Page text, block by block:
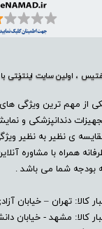
، اولین سایت اینترنتی
از مهم ترین ویژگی
دندانپزشکی و
ی نظیر به نظیر
همراه با مشاوره
بودجه شما می باشد .
کالا: تهران – خیابان
کالا: مشهد - خیابان